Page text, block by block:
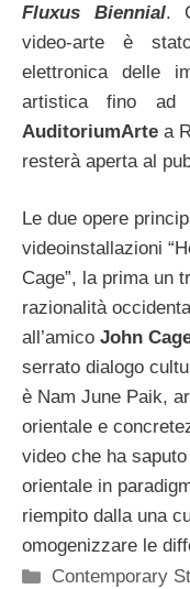
Fluxus Biennial.
video-arte è
elettronica delle
artistica fino ad
AuditoriumArtea
resterà aperta al
Le due opere
videoinstallazioni
Cage”, la prima un
razionalità
all’amico John
serrato dialogo
è Nam June Paik,
orientale e
video che ha
orientale in
riempito dalla una
omogenizzare le
Categorie
Contemporary